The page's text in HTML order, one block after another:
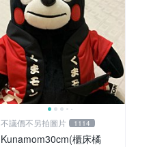
不議價不另拍圖片 1114
Kunamom30cm(櫃床橘